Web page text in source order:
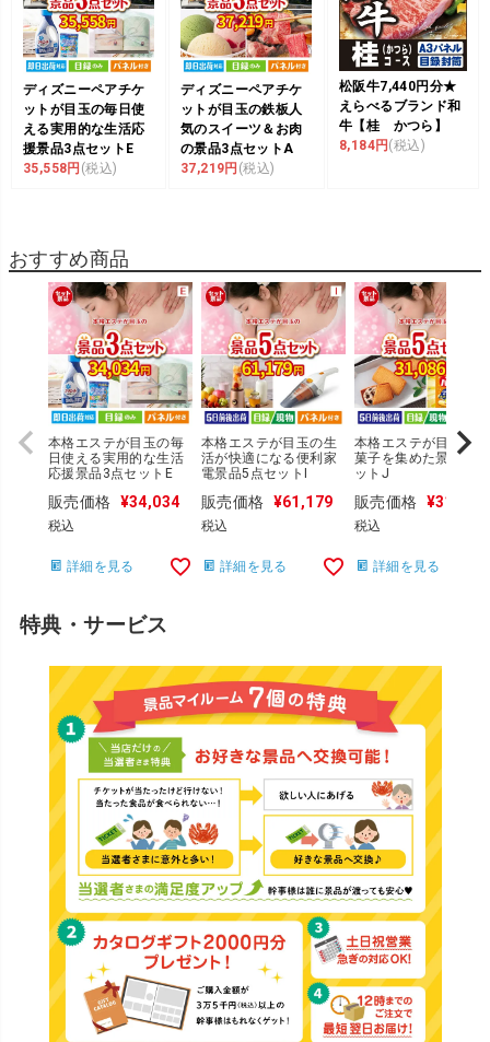
ディズニーペアチケ
ットが目玉の毎日使
える実用的な生活応
援景品3点セットE
35,558円 (税込)
ディズニーペアチケ
ットが目玉の鉄板人
気のスイーツ＆お肉
の景品3点セットA
37,219円 (税込)
松阪牛7,440円分★
えらべるブランド和
牛【桂 かつら】
8,184円 (税込)
おすすめ商品
本格エステが目玉の毎
日使える実用的な生活
応援景品3点セットE
販売価格 ¥34,034
税込
詳細を見る
本格エステが目玉の生
活が快適になる便利家
電景品5点セットI
販売価格 ¥61,179
税込
詳細を見る
本格エステが目玉のお
菓子を集めた景品5点
ットJ
販売価格 ¥31,086
税込
詳細を見る
特典・サービス